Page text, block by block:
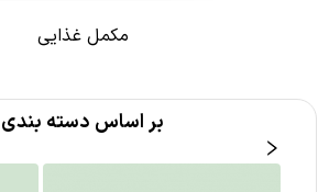
مکمل غذایی
بر اساس دسته بندی